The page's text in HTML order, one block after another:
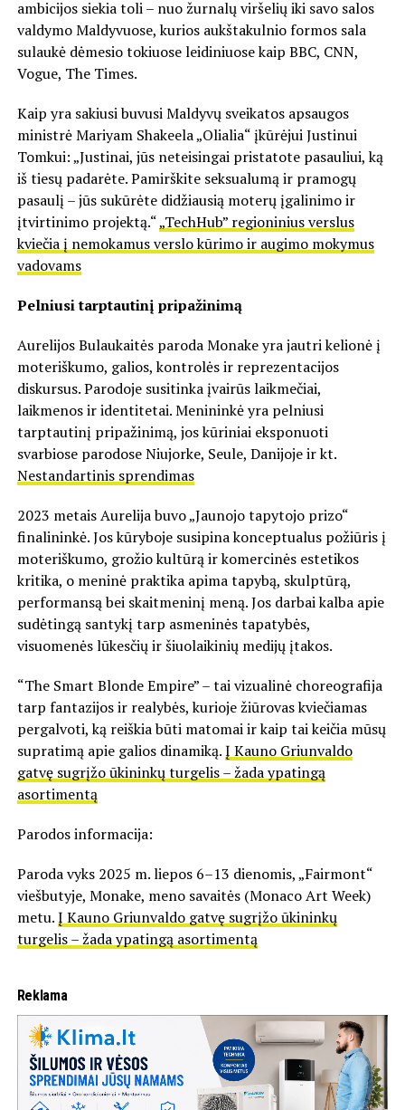
ambicijos siekia toli – nuo žurnalų viršelių iki savo salos
valdymo Maldyvuose, kurios aukštakulnio formos sala
sulaukė dėmesio tokiuose leidiniuose kaip BBC, CNN,
Vogue, The Times.
Kaip yra sakiusi buvusi Maldyvų sveikatos apsaugos
ministrė Mariyam Shakeela „Olialia“ įkūrėjui Justinui
Tomkui: „Justinai, jūs neteisingai pristatote pasauliui, ką
iš tiesų padarėte. Pamirškite seksualumą ir pramogų
pasaulį – jūs sukūrėte didžiausią moterų įgalinimo ir
įtvirtinimo projektą.“„TechHub” regioninius verslus
kviečia į nemokamus verslo kūrimo ir augimo mokymus
vadovams
Pelniusi tarptautinį pripažinimą
Aurelijos Bulaukaitės paroda Monake yra jautri kelionė į
moteriškumo, galios, kontrolės ir reprezentacijos
diskursus. Parodoje susitinka įvairūs laikmečiai,
laikmenos ir identitetai. Menininkė yra pelniusi
tarptautinį pripažinimą, jos kūriniai eksponuoti
svarbiose parodose Niujorke, Seule, Danijoje ir kt.
Nestandartinis sprendimas
2023 metais Aurelija buvo „Jaunojo tapytojo prizo“
finalininkė. Jos kūryboje susipina konceptualus požiūris į
moteriškumo, grožio kultūrą ir komercinės estetikos
kritika, o meninė praktika apima tapybą, skulptūrą,
performansą bei skaitmeninį meną. Jos darbai kalba apie
sudėtingą santykį tarp asmeninės tapatybės,
visuomenės lūkesčių ir šiuolaikinių medijų įtakos.
“The Smart Blonde Empire” – tai vizualinė choreografija
tarp fantazijos ir realybės, kurioje žiūrovas kviečiamas
pergalvoti, ką reiškia būti matomai ir kaip tai keičia mūsų
supratimą apie galios dinamiką.Į Kauno Griunvaldo
gatvę sugrįžo ūkininkų turgelis – žada ypatingą
asortimentą
Parodos informacija:
Paroda vyks 2025 m. liepos 6–13 dienomis, „Fairmont“
viešbutyje, Monake, meno savaitės (Monaco Art Week)
metu.Į Kauno Griunvaldo gatvę sugrįžo ūkininkų
turgelis – žada ypatingą asortimentą
Reklama